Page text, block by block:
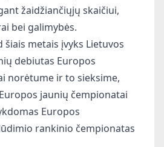
žaidžiančiųjų skaičiui,
bei galimybės.
šiais metais įvyks Lietuvos
debiutas Europos
norėtume ir to sieksime,
jaunių čempionatai
Europos
rankinio čempionatas